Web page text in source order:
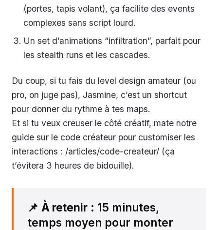
(portes, tapis volant), ça facilite des events
complexes sans script lourd.
Un set d’animations “infiltration”, parfait pour
les stealth runs et les cascades.
Du coup, si tu fais du level design amateur (ou
pro, on juge pas), Jasmine, c’est un shortcut
pour donner du rythme à tes maps.
Et si tu veux creuser le côté créatif, mate notre
guide sur le code créateur pour customiser les
interactions : /articles/code-createur/ (ça
t’évitera 3 heures de bidouille).
📌 À retenir : 15 minutes,
temps moyen pour monter